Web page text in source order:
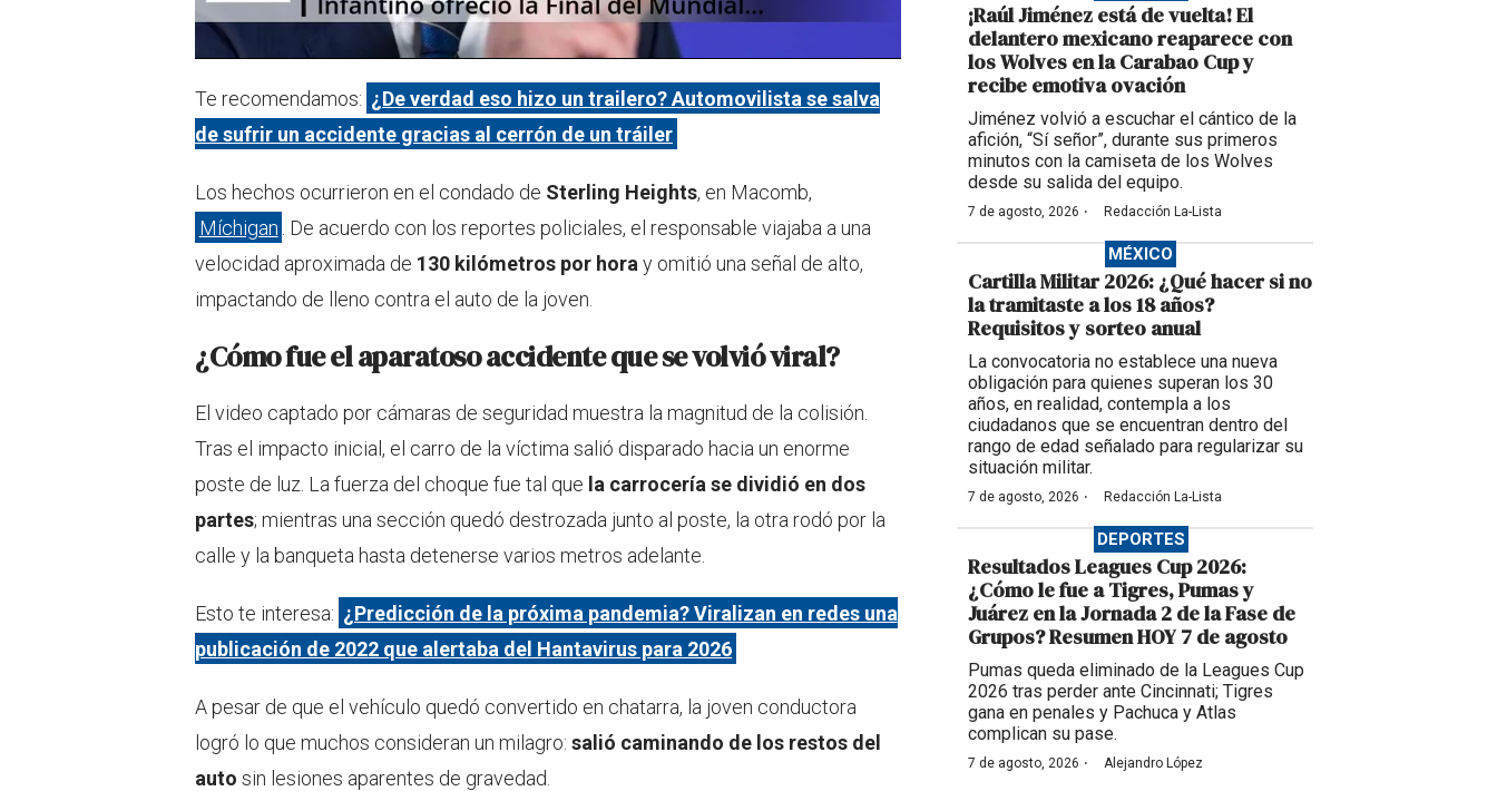
Te recomendamos: ¿De verdad eso hizo un trailero? Automovilista se salva
de sufrir un accidente gracias al cerrón de un tráiler
Los hechos ocurrieron en el condado de Sterling Heights, en Macomb,
Míchigan . De acuerdo con los reportes policiales, el responsable viajaba a una
velocidad aproximada de 130 kilómetros por hora y omitió una señal de alto,
impactando de lleno contra el auto de la joven.
¿Cómo fue el aparatoso accidente que se volvió viral?
El video captado por cámaras de seguridad muestra la magnitud de la colisión.
Tras el impacto inicial, el carro de la víctima salió disparado hacia un enorme
poste de luz. La fuerza del choque fue tal que la carrocería se dividió en dos
partes; mientras una sección quedó destrozada junto al poste, la otra rodó por la
calle y la banqueta hasta detenerse varios metros adelante.
Esto te interesa: ¿Predicción de la próxima pandemia? Viralizan en redes una
publicación de 2022 que alertaba del Hantavirus para 2026
A pesar de que el vehículo quedó convertido en chatarra, la joven conductora
logró lo que muchos consideran un milagro: salió caminando de los restos del
auto sin lesiones aparentes de gravedad.
¡Raúl Jiménez está de vuelta! El
delantero mexicano reaparece con
los Wolves en la Carabao Cup y
recibe emotiva ovación
Jiménez volvió a escuchar el cántico de la
afición, “Sí señor”, durante sus primeros
minutos con la camiseta de los Wolves
desde su salida del equipo.
7 de agosto, 2026 · Redacción La-Lista
MÉXICO
Cartilla Militar 2026: ¿Qué hacer si no
la tramitaste a los 18 años?
Requisitos y sorteo anual
La convocatoria no establece una nueva
obligación para quienes superan los 30
años, en realidad, contempla a los
ciudadanos que se encuentran dentro del
rango de edad señalado para regularizar su
situación militar.
7 de agosto, 2026 · Redacción La-Lista
DEPORTES
Resultados Leagues Cup 2026:
¿Cómo le fue a Tigres, Pumas y
Juárez en la Jornada 2 de la Fase de
Grupos? Resumen HOY 7 de agosto
Pumas queda eliminado de la Leagues Cup
2026 tras perder ante Cincinnati; Tigres
gana en penales y Pachuca y Atlas
complican su pase.
7 de agosto, 2026 · Alejandro López